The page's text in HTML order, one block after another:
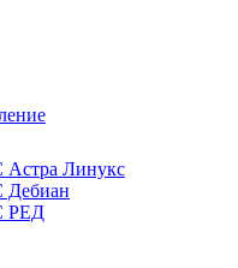
Линукс
РЕД